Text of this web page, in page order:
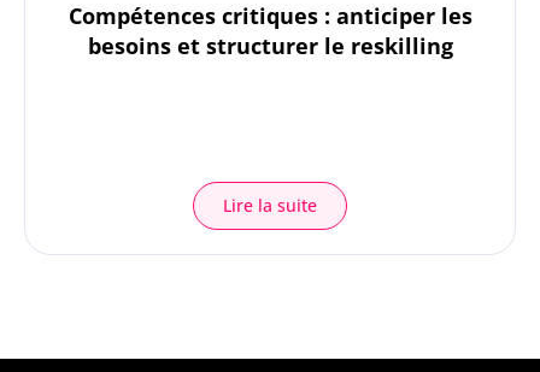
Compétences critiques : anticiper les
besoins et structurer le reskilling
Lire la suite